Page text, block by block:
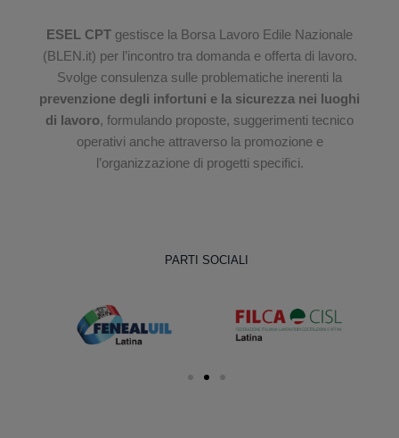
ESEL CPT gestisce la Borsa Lavoro Edile Nazionale
(BLEN.it) per l’incontro tra domanda e offerta di lavoro.
Svolge consulenza sulle problematiche inerenti la
prevenzione degli infortuni e la sicurezza nei luoghi
di lavoro, formulando proposte, suggerimenti tecnico
operativi anche attraverso la promozione e
l’organizzazione di progetti specifici.
PARTI SOCIALI